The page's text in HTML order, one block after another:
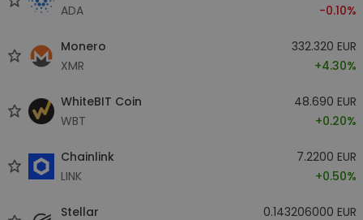
ADA
-0.10%
Monero
XMR
332.320 EUR
+4.30%
WhiteBIT Coin
WBT
48.690 EUR
+0.20%
Chainlink
LINK
7.2200 EUR
+0.50%
Stellar
0.143206000 EUR